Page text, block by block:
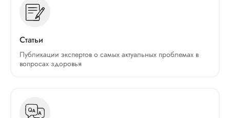
Статьи
Публикации экспертов о самых актуальных проблемах в
вопросах здоровья